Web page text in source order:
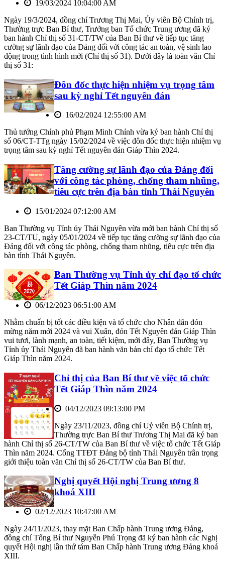
19/03/2024 10:04:00 AM
Ngày 19/3/2024, đồng chí Trương Thị Mai, Ủy viên Bộ Chính trị,
Thường trực Ban Bí thư, Trưởng ban Tổ chức Trung ương đã ký
ban hành Chỉ thị số 31-CT/TW của Ban Bí thư về tiếp tục tăng
cường sự lãnh đạo của Đảng đối với công tác an toàn, vệ sinh lao
động trong tình hình mới (Chỉ thị số 31). Dưới đây là toàn văn Chỉ
thị số 31:
Đôn đốc thực hiện nhiệm vụ trọng tâm
sau kỳ nghỉ Tết nguyên đán
16/02/2024 12:55:00 AM
Thủ tướng Chính phủ Phạm Minh Chính vừa ký ban hành Chỉ thị
số 06/CT-TTg ngày 15/02/2024 về việc đôn đốc thực hiện nhiệm vụ
trọng tâm sau kỳ nghỉ Tết nguyên đán Giáp Thìn 2024.
Tăng cường sự lãnh đạo của Đảng đối
với công tác phòng, chống tham nhũng,
tiêu cực trên địa bàn tỉnh Thái Nguyên
15/01/2024 07:12:00 AM
Ban Thường vụ Tỉnh ủy Thái Nguyên vừa mới ban hành Chỉ thị số
23-CT/TU, ngày 05/01/2024 về tiếp tục tăng cường sự lãnh đạo của
Đảng đối với công tác phòng, chống tham nhũng, tiêu cực trên địa
bàn tỉnh Thái Nguyên.
Ban Thường vụ Tỉnh ủy chỉ đạo tổ chức
Tết Giáp Thìn năm 2024
06/12/2023 06:51:00 AM
Nhằm chuẩn bị tốt các điều kiện và tổ chức cho Nhân dân đón
mừng năm mới 2024 và vui Xuân, đón Tết Nguyên đán Giáp Thìn
vui tươi, lành mạnh, an toàn, tiết kiệm, mới đây, Ban Thường vụ
Tỉnh ủy Thái Nguyên đã ban hành văn bản chỉ đạo tổ chức Tết
Giáp Thìn năm 2024.
Chỉ thị của Ban Bí thư về việc tổ chức
Tết Giáp Thìn năm 2024
04/12/2023 09:13:00 PM
Ngày 23/11/2023, đồng chí Uỷ viên Bộ Chính trị,
Thường trực Ban Bí thư Trương Thị Mai đã ký ban
hành Chỉ thị số 26-CT/TW của Ban Bí thư về việc tổ chức Tết Giáp
Thìn năm 2024. Cổng TTĐT Đảng bộ tỉnh Thái Nguyên trân trọng
giới thiệu toàn văn Chỉ thị số 26-CT/TW của Ban Bí thư.
Nghị quyết Hội nghị Trung ương 8
khoá XIII
02/12/2023 10:47:00 AM
Ngày 24/11/2023, thay mặt Ban Chấp hành Trung ương Đảng,
đồng chí Tổng Bí thư Nguyễn Phú Trọng đã ký ban hành các Nghị
quyết Hội nghị lần thứ tám Ban Chấp hành Trung ương Đảng khoá
XIII.